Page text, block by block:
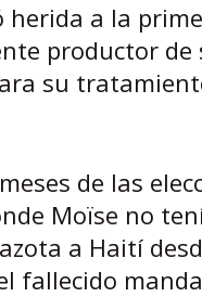
a la
productor
su
de las
Moïse no
a Haití
fallecido